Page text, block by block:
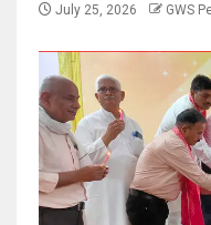
July 25, 2026 GWS